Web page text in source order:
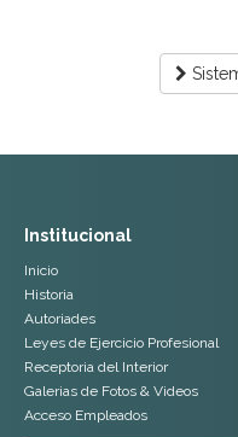
Institucional
Inicio
Historia
Autoriades
Leyes de Ejercicio Profesional
Receptoria del Interior
Galerias de Fotos & Videos
Acceso Empleados